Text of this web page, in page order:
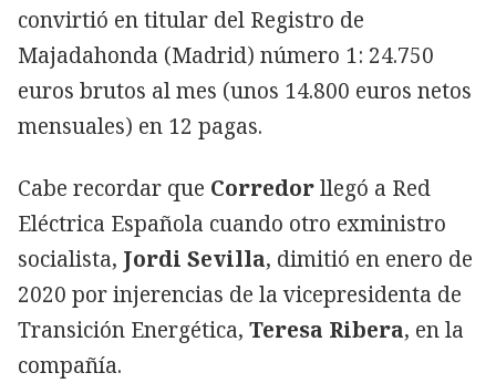
convirtió en titular del Registro de
Majadahonda (Madrid) número 1: 24.750
euros brutos al mes (unos 14.800 euros netos
mensuales) en 12 pagas.
Cabe recordar que Corredorllegó a Red
Eléctrica Española cuando otro exministro
socialista, Jordi Sevilla, dimitió en enero de
2020 por injerencias de la vicepresidenta de
Transición Energética, Teresa Ribera, en la
compañía.